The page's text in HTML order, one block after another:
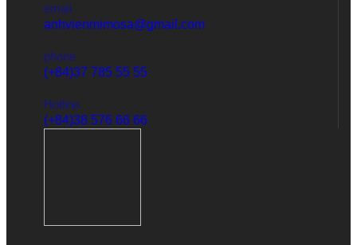
email
anhvienmimosa@gmail.com
phone
(+84)37 785 55 55
Hotline
(+84)38 576 66 66